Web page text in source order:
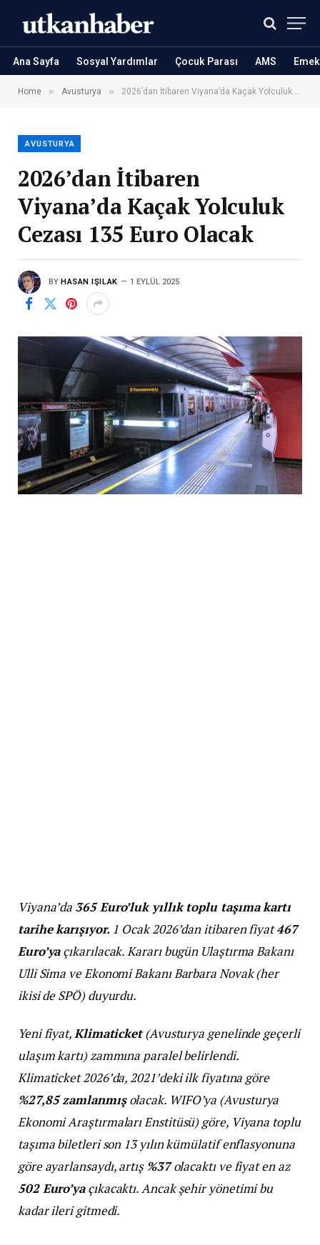
Ana Sayfa Sosyal Yardımlar Çocuk Parası AMS
Home » Avusturya » 2026’dan İtibaren Viyana’da Kaçak Yolculuk Cezası 135 Euro Olacak
AVUSTURYA
2026’dan İtibaren
Viyana’da Kaçak Yolculuk
Cezası 135 Euro Olacak
BY HASAN IŞILAK 1 EYLÜL 2025
Viyana’da 365 Euro’luk yıllık toplu taşıma kartı
tarihe karışıyor.1 Ocak 2026’dan itibaren fiyat467
Euro’yaçıkarılacak. Kararı bugün Ulaştırma Bakanı
Ulli Sima ve Ekonomi Bakanı Barbara Novak (her
ikisi de SPÖ) duyurdu.
Yeni fiyat,Klimaticket(Avusturya genelinde geçerli
ulaşım kartı) zammına paralel belirlendi.
Klimaticket 2026’da, 2021’deki ilk fiyatına göre
%27,85 zamlanmışolacak. WIFO’ya (Avusturya
Ekonomi Araştırmaları Enstitüsü) göre, Viyana toplu
taşıma biletleri son 13 yılın kümülatif enflasyonuna
göre ayarlansaydı, artış %37olacaktı ve fiyat en az
502 Euro’yaçıkacaktı. Ancak şehir yönetimi bu
kadar ileri gitmedi.